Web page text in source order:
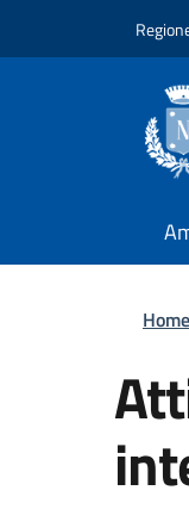
Home